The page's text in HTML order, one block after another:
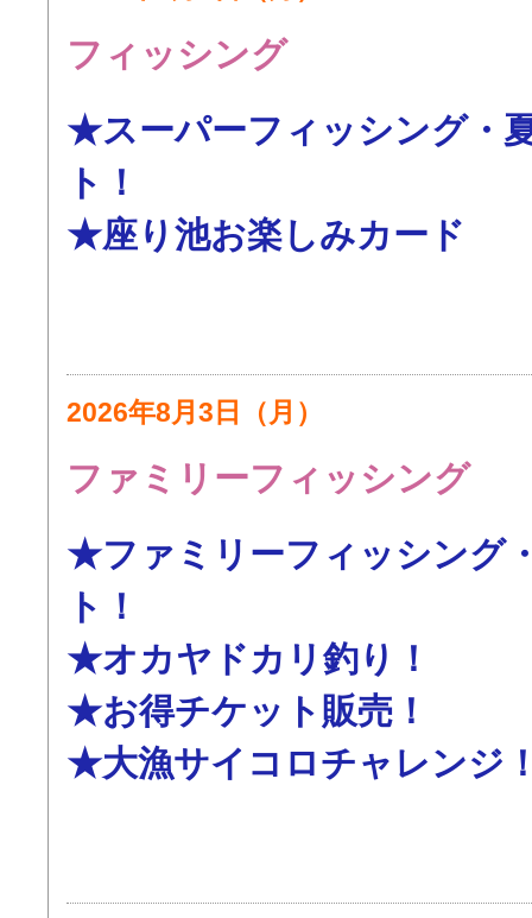
フィッシング
★スーパーフィッシング・
ト！
★座り池お楽しみカード
2026年8月3日（月）
ファミリーフィッシング
★ファミリーフィッシング
ト！
★オカヤドカリ釣り！
★お得チケット販売！
★大漁サイコロチャレンジ